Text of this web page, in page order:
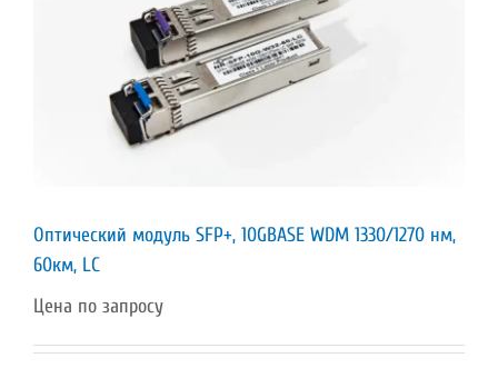
Оптический модуль SFP+, 10GBASE WDM 1330/1270 нм,
60км, LC
Цена по запросу